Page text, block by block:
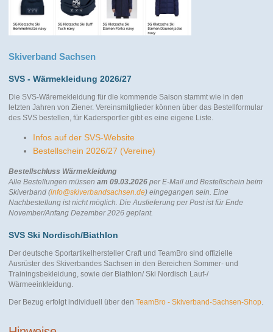
Skiverband Sachsen
SVS - Wärmekleidung 2026/27
Die SVS-Wäremekleidung für die kommende Saison stammt wie in den
letzten Jahren von Ziener. Vereinsmitglieder können über das Bestellformular
des SVS bestellen, für Kadersportler gibt es eine eigene Liste.
Infos auf der SVS-Website
Bestellschein 2026/27 (Vereine)
Bestellschluss Wärmekleidung
Alle Bestellungen müssen am 09.03.2026per E-Mail und Bestellschein beim
Skiverband (info@skiverbandsachsen.de) eingegangen sein. Eine
Nachbestellung ist nicht möglich. Die Auslieferung per Post ist für Ende
November/Anfang Dezember 2026 geplant.
SVS Ski Nordisch/Biathlon
Der deutsche Sportartikelhersteller Craft und TeamBro sind offizielle
Ausrüster des Skiverbandes Sachsen in den Bereichen Sommer- und
Trainingsbekleidung, sowie der Biathlon/ Ski Nordisch Lauf-/
Wärmeeinkleidung.
Der Bezug erfolgt individuell über den TeamBro - Skiverband-Sachsen-Shop.